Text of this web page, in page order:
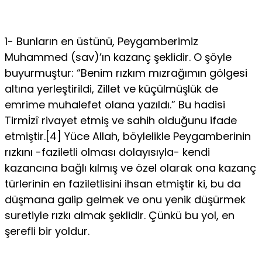
1- Bunların en üstünü, Peygamberimiz
Muhammed (sav)’ın kazanç şeklidir. O şöyle
buyurmuştur: “Benim rızkım mızrağımın gölgesi
altına yerleş­tirildi, Zillet ve küçülmüşlük de
emrime muhalefet olana yazıldı.” Bu hadi­si
Tirmİzî rivayet etmiş ve sahih olduğunu ifade
etmiştir.[4] Yüce Allah, böy­lelikle Peygamberinin
rızkını -faziletli olması dolayısıyla- kendi
kazancına bağ­lı kılmış ve özel olarak ona kazanç
türlerinin en faziletlisini ihsan etmiştir ki, bu da
düşmana galip gelmek ve onu yenik düşürmek
suretiyle rızkı almak şeklidir. Çünkü bu yol, en
şerefli bir yoldur.